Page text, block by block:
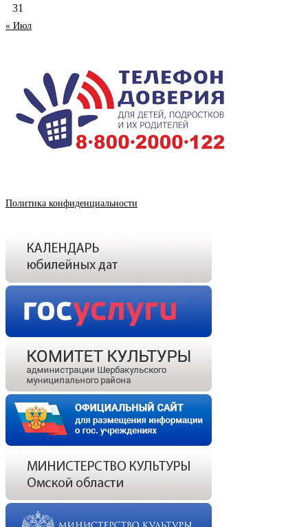
31
« Июл
Политика конфиденциальности